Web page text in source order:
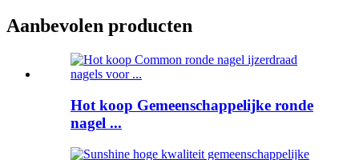
Aanbevolen producten
Hot koop Gemeenschappelijke ronde
nagel ...